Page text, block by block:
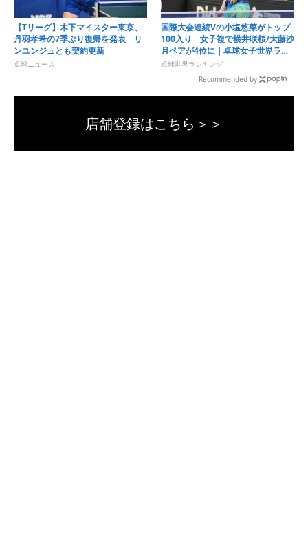
【Tリーグ】木下マイスター東京、
丹羽孝希の7季ぶり復帰を発表 リ
ンユンジュとも契約更新
卓球ニュース
国際大会連続Vの小塩悠菜がトップ
100入り 女子複で横井咲桜/大藤沙
月ペアが4位に｜卓球女子世界ラン
キング（2026年第32週）
卓球世界ランキング
Recommended by
店舗登録はこちら＞＞